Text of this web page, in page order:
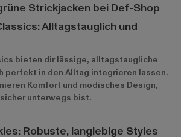
Strickjacken bei Def-Shop
Alltagstauglich und
bieten dir lässige, alltagstaugliche
perfekt in den Alltag integrieren lassen.
Komfort und modisches Design,
unterwegs bist.
Robuste, langlebige Styles